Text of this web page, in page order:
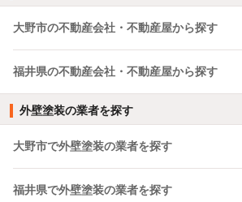
大野市の不動産会社・不動産屋から探す
福井県の不動産会社・不動産屋から探す
外壁塗装の業者を探す
大野市で外壁塗装の業者を探す
福井県で外壁塗装の業者を探す